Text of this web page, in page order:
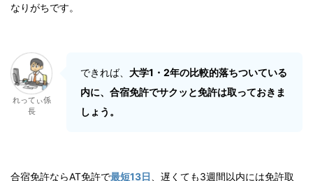
なりがちです。
れってぃ係
長
できれば、 大学1・2年の比較的落ちついている
内に、合宿免許でサクッと免許は取っておきま
しょう。
合宿免許ならAT免許で最短13日
、遅くても3週間以内には免許取